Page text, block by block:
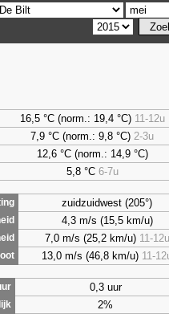
16,5 °C (norm.: 19,4 °C) 11-12u
7,9 °C (norm.: 9,8 °C) 2-3u
12,6 °C (norm.: 14,9 °C)
5,8°C 6-7u
zuidzuidwest (205°)
4,3 m/s (15,5 km/u)
7,0 m/s (25,2 km/u) 11-12u
13,0 m/s (46,8 km/u) 11-
0,3 uur
2%